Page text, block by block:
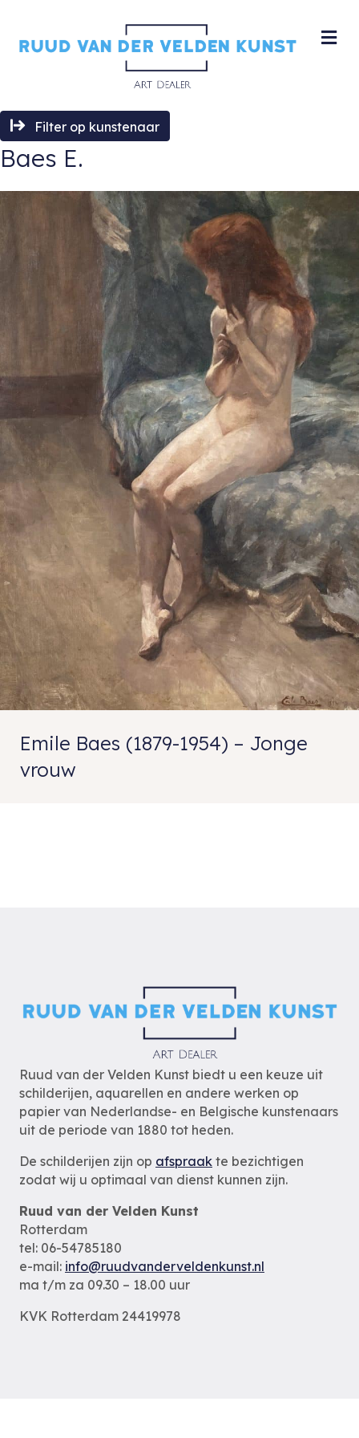
Filter op kunstenaar
Baes E.
Emile Baes (1879-1954) – Jonge
vrouw
Ruud van der Velden Kunst biedt u een keuze uit
schilderijen, aquarellen en andere werken op
papier van Nederlandse- en Belgische kunstenaars
uit de periode van 1880 tot heden.
De schilderijen zijn op afspraak te bezichtigen
zodat wij u optimaal van dienst kunnen zijn.
Ruud van der Velden Kunst
Rotterdam
tel: 06-54785180
e-mail: info@ruudvanderveldenkunst.nl
ma t/m za 09.30 – 18.00 uur
KVK Rotterdam 24419978